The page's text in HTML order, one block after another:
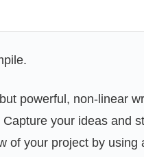
powerful, non-linear
your ideas and
of your project by using